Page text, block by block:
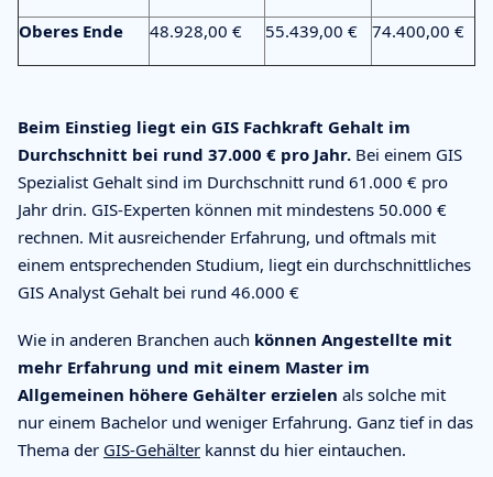
Oberes Ende 48.928,00 € 55.439,00 € 74.400,00 €
Beim Einstieg liegt ein GIS Fachkraft Gehalt im
Durchschnitt bei rund 37.000 € pro Jahr. Bei einem GIS
Spezialist Gehalt sind im Durchschnitt rund 61.000 € pro
Jahr drin. GIS-Experten können mit mindestens 50.000 €
rechnen. Mit ausreichender Erfahrung, und oftmals mit
einem entsprechenden Studium, liegt ein durchschnittliches
GIS Analyst Gehalt bei rund 46.000 €
Wie in anderen Branchen auch können Angestellte mit
mehr Erfahrung und mit einem Master im
Allgemeinen höhere Gehälter erzielen als solche mit
nur einem Bachelor und weniger Erfahrung. Ganz tief in das
Thema der GIS-Gehälter kannst du hier eintauchen.